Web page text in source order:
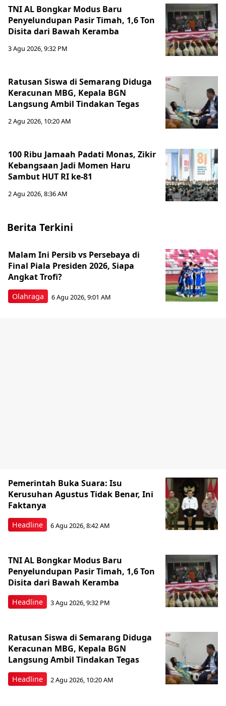
TNI AL Bongkar Modus Baru
Penyelundupan Pasir Timah, 1,6 Ton
Disita dari Bawah Keramba
3 Agu 2026, 9:32 PM
Ratusan Siswa di Semarang Diduga
Keracunan MBG, Kepala BGN
Langsung Ambil Tindakan Tegas
2 Agu 2026, 10:20 AM
100 Ribu Jamaah Padati Monas, Zikir
Kebangsaan Jadi Momen Haru
Sambut HUT RI ke-81
2 Agu 2026, 8:36 AM
Berita Terkini
Olahraga
Malam Ini Persib vs Persebaya di
Final Piala Presiden 2026, Siapa
Angkat Trofi?
6 Agu 2026, 9:01 AM
Headline
Pemerintah Buka Suara: Isu
Kerusuhan Agustus Tidak Benar, Ini
Faktanya
6 Agu 2026, 8:42 AM
Headline
TNI AL Bongkar Modus Baru
Penyelundupan Pasir Timah, 1,6 Ton
Disita dari Bawah Keramba
3 Agu 2026, 9:32 PM
Headline
Ratusan Siswa di Semarang Diduga
Keracunan MBG, Kepala BGN
Langsung Ambil Tindakan Tegas
2 Agu 2026, 10:20 AM